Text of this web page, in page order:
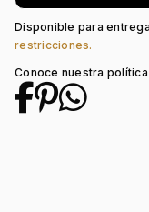
Disponible para
restricciones.
Conoce nuestra